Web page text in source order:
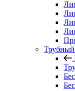
Трубный